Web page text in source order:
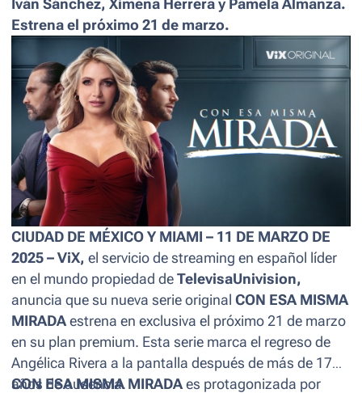
Iván Sánchez, Ximena Herrera y Pamela Almanza.
Estrena el próximo 21 de marzo.
CIUDAD DE MÉXICO Y MIAMI – 11 DE MARZO DE
2025 – ViX, el servicio de streaming en español líder
en el mundo propiedad de TelevisaUnivision,
anuncia que su nueva serie original CON ESA MISMA
MIRADA estrena en exclusiva el próximo 21 de marzo
en su plan premium. Esta serie marca el regreso de
Angélica Rivera a la pantalla después de más de 17
años de ausencia.
CON ESA MISMA MIRADA es protagonizada por